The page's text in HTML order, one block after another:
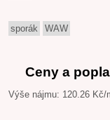
sporák WAW
Ceny a
Výše nájmu: 120.26 Kč/